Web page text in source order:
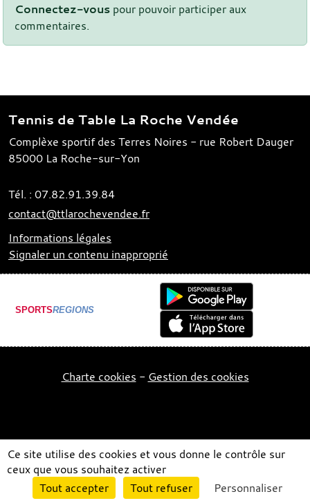
Connectez-vous pour pouvoir participer aux
commentaires.
Tennis de Table La Roche Vendée
Complèxe sportif des Terres Noires - rue Robert Dauger
85000 La Roche-sur-Yon
Tél. : 07.82.91.39.84
contact@ttlarochevendee.fr
Informations légales
Signaler un contenu inapproprié
SPORTSREGIONS
Charte cookies Gestion des cookies
Envie de participer ? Connexion
Ce site utilise des cookies et vous donne le contrôle sur
ceux que vous souhaitez activer
Tout accepter
Tout refuser Personnaliser